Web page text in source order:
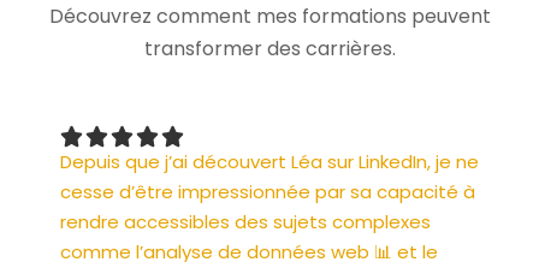
Découvrez comment mes formations peuvent
transformer des carrières.
Depuis que j’ai découvert Léa sur LinkedIn, je ne
cesse d’être impressionnée par sa capacité à
rendre accessibles des sujets complexes
comme l’analyse de données web 📊 et le